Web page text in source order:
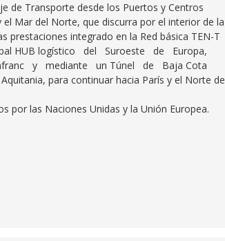
de Transporte desde los Puertos y Centros
Mar del Norte, que discurra por el interior de la
prestaciones integrado en la Red básica TEN-T
HUB logístico del Suroeste de Europa,
y mediante un Túnel de Baja Cota
para continuar hacia París y el Norte de
por las Naciones Unidas y la Unión Europea.